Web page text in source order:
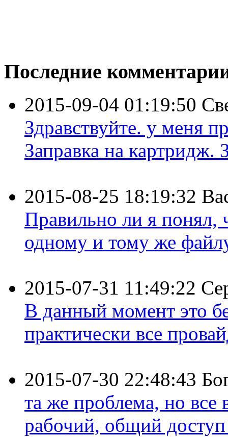
Последние
2015-09-04 01:19:50
Здравствуйте. у меня
Заправка на картридж.
2015-08-25 18:19:32
Правильно ли я понял,
одному и тому же
2015-07-31 11:49:22
В данный момент это
практически все
2015-07-30 22:48:43
та же проблема, но все
рабочий, общий доступ